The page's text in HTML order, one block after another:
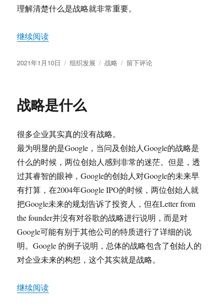
理解清楚什么是战略就非常重要。
继续阅读“战略究竟是什么？”
发
2021年1月10日
分
组织发展
标
战略
于
留下评论
战略是什么
很多企业其实真的没有战略。
最为明显的是Google，当问及创始人Google的战略是
什么的时候，两位创始人感到非常的迷茫。但是，透
过其睿智的眼神，Google的创始人对Google的未来早
有打算，在2004年Google IPO的时候，两位创始人就
把Google未来的规划告诉了投资人，但在Letter from
the founder并没有对谷歌的战略进行说明，而是对
Google可能有别于其他公司的特质进行了详细的说
明。Google 的例子说明，总体的战略包含了创始人的
对企业未来的构想，这个其实就是战略。
继续阅读“战略是什么”